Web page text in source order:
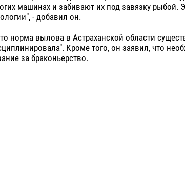
машинах и забивают их под завязку рыбой.
- добавил он.
норма вылова в Астраханской области
Кроме того, он заявил, что
за браконьерство.